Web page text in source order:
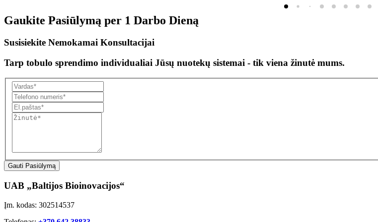
Gaukite Pasiūlymą per 1 Darbo Dieną
Susisiekite Nemokamai Konsultacijai
Tarp tobulo sprendimo individualiai Jūsų nuotekų sistemai - tik viena žinutė mums.
Gauti Pasiūlymą
UAB „Baltijos Bioinovacijos“
Įm. kodas: 302514537